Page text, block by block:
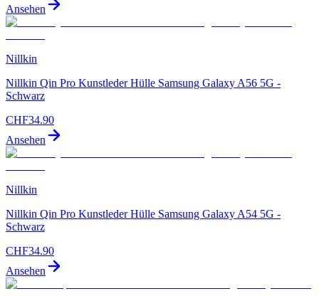
Ansehen
Nillkin
Nillkin Qin Pro Kunstleder Hülle Samsung Galaxy A56 5G -
Schwarz
CHF34.90
Ansehen
Nillkin
Nillkin Qin Pro Kunstleder Hülle Samsung Galaxy A54 5G -
Schwarz
CHF34.90
Ansehen